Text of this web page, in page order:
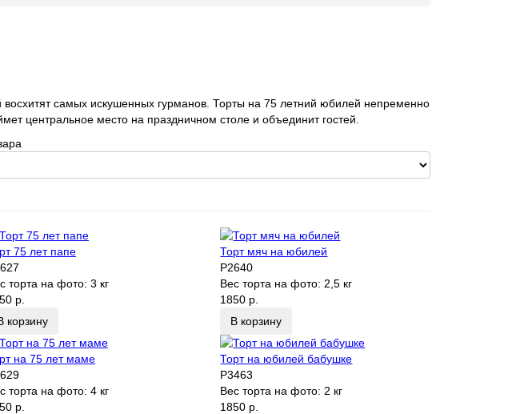
восхитят самых искушенных гурманов. Торты на 75 летний юбилей непременно
центральное место на праздничном столе и объединит гостей.
75 лет папе
торта на фото: 3 кг
р.
корзину
Торт мяч на юбилей
P2640
Вес торта на фото: 2,5 кг
1850 р.
В корзину
на 75 лет маме
торта на фото: 4 кг
р.
Торт на юбилей бабушке
P3463
Вес торта на фото: 2 кг
1850 р.